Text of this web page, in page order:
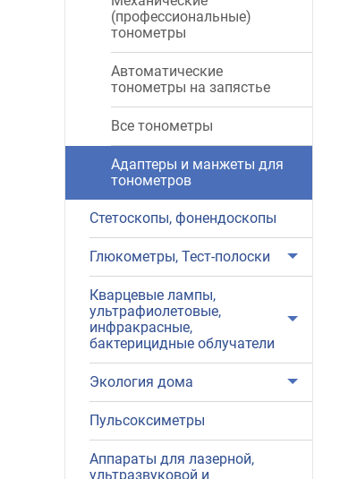
(профессиональные)
тонометры
Автоматические
тонометры на запястье
Все тонометры
Адаптеры и манжеты для
тонометров
Стетоскопы, фонендоскопы
Глюкометры, Тест-полоски
Кварцевые лампы,
ультрафиолетовые,
инфракрасные,
бактерицидные облучатели
Экология дома
Пульсоксиметры
Аппараты для лазерной,
ультразвуковой и